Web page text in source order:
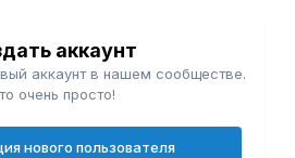
аккаунт
аккаунт в нашем сообществе.
очень просто!
нового пользователя